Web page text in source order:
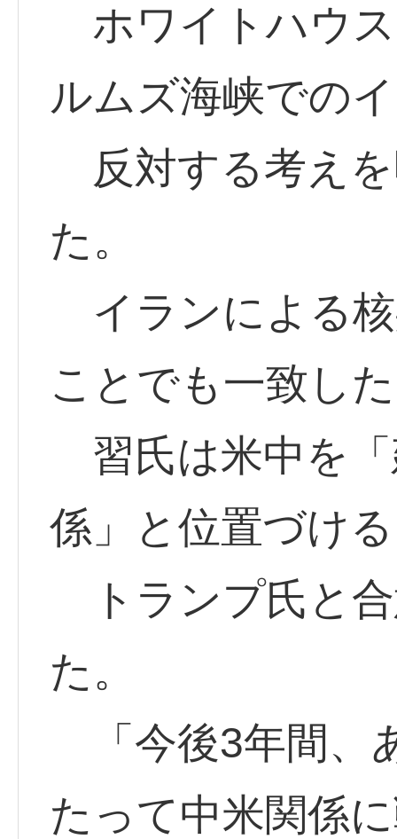
ホワイトハウ
ルムズ海峡での
反対する考え
た。
イランによる
ことでも一致し
習氏は米中を「
係」と位置づけ
トランプ氏と
た。
「今後3年間、
たって中米関係